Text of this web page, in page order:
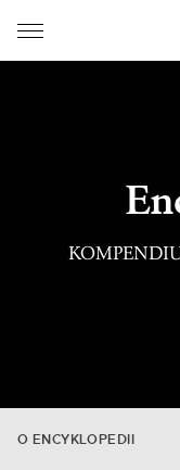
O ENCYKLOPEDII